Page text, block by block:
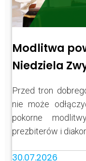
Modlitwa
Niedziela
Przed tron
nie może
pokorne
prezbiterów i
30.07.2026